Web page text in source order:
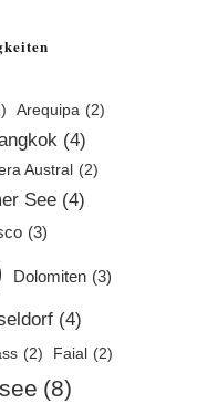
Arequipa (2)
(4)
Austral (2)
See (4)
(3)
Dolomiten (3)
(4)
(2) Faial (2)
(8)